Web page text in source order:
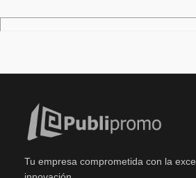
Tu empresa comprometida con la